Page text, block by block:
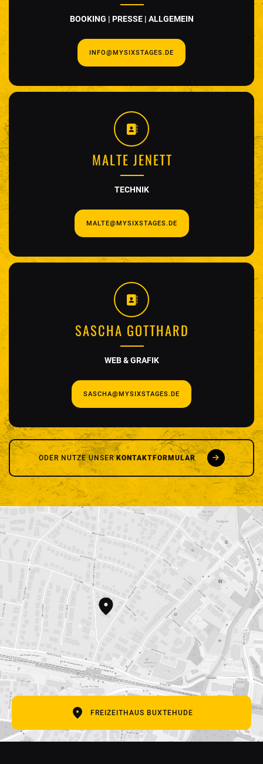
BOOKING | PRESSE | ALLGEMEIN
INFO@MYSIXSTAGES.DE
MALTE JENETT
TECHNIK
MALTE@MYSIXSTAGES.DE
SASCHA GOTTHARD
WEB & GRAFIK
SASCHA@MYSIXSTAGES.DE
ODER NUTZE UNSERKONTAKTFORMULAR
SCHREIB UNS
Vor- und Nachname
E-Mail Adresse
Betreff
FREIZEITHAUS BUXTEHUDE